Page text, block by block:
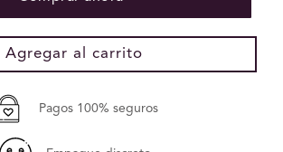
REGALO
ELLAS2
Agregar al carrito
Pagos 100% seguros